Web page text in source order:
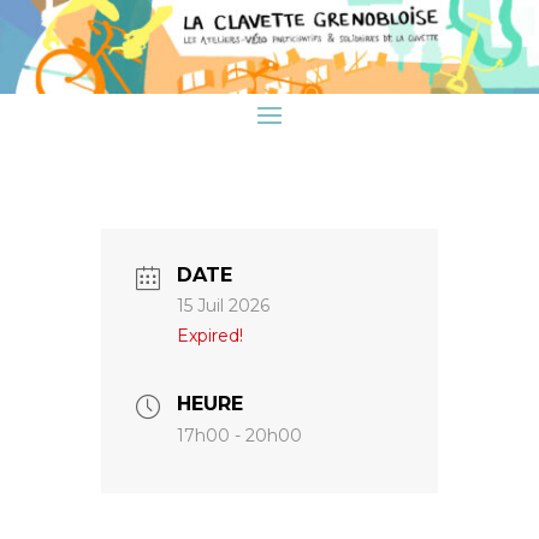
DATE
15 Juil 2026
Expired!
HEURE
17h00 - 20h00